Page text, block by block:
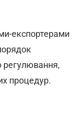
експортерами
регулювання,
процедур.